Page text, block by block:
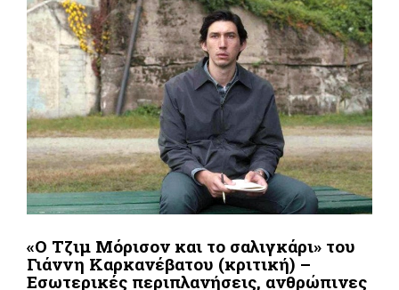
«Ο Τζιμ Μόρισον και το σαλιγκάρι» του
Γιάννη Καρκανέβατου (κριτική) –
Εσωτερικές περιπλανήσεις, ανθρώπινες